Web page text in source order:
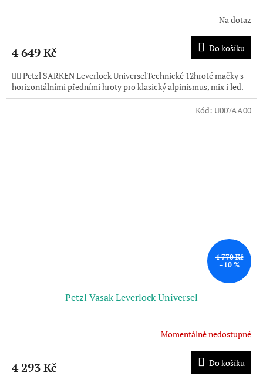
Na dotaz
4 649 Kč Do košíku
🧗‍♂️ Petzl SARKEN Leverlock UniverselTechnické 12hroté mačky s
horizontálními předními hroty pro klasický alpinismus, mix i led.
4 770 Kč
–10 %
Petzl Vasak Leverlock Universel
Momentálně nedostupné
4 293 Kč Do košíku
Kód: U007AA00